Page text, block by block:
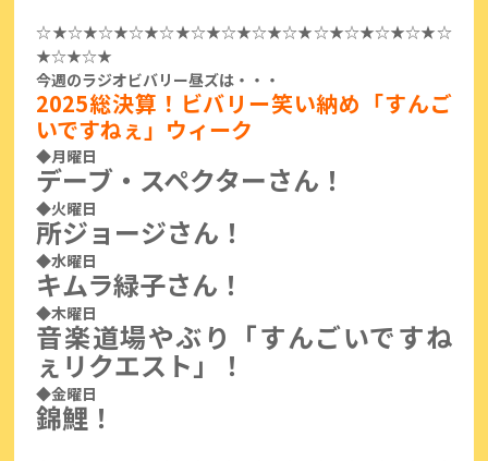
☆★☆★☆★☆★☆★☆★☆★☆★☆★☆★☆★☆★☆★☆
★☆★☆★
今週のラジオビバリー昼ズは・・・
2025総決算！ビバリー笑い納め「すんご
いですねぇ」ウィーク
◆月曜日
デーブ・スペクターさん！
◆火曜日
所ジョージさん！
◆水曜日
キムラ緑子さん！
◆木曜日
音楽道場やぶり「すんごいですね
ぇリクエスト」！
◆金曜日
錦鯉！